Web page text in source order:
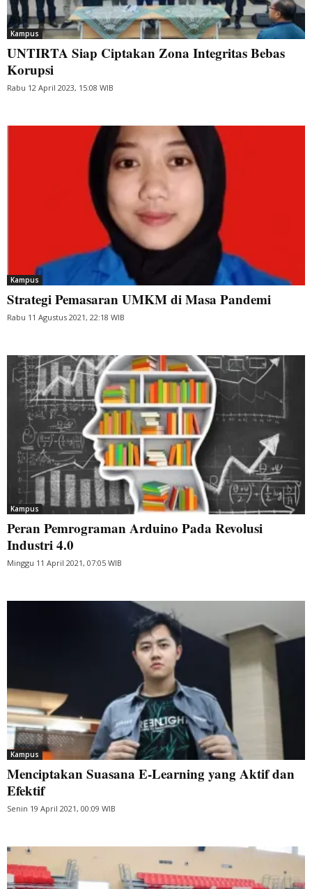
Kampus
UNTIRTA Siap Ciptakan Zona Integritas Bebas
Korupsi
Rabu 12 April 2023, 15:08 WIB
Kampus
Strategi Pemasaran UMKM di Masa Pandemi
Rabu 11 Agustus 2021, 22:18 WIB
Kampus
Peran Pemrograman Arduino Pada Revolusi
Industri 4.0
Minggu 11 April 2021, 07:05 WIB
Kampus
Menciptakan Suasana E-Learning yang Aktif dan
Efektif
Senin 19 April 2021, 00:09 WIB